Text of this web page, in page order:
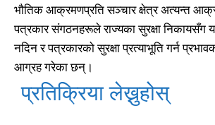
काबिलखबर एफएम
उज्यालो एफएम सुन्नुहोस
काबिलखबर एफएम
उज्यालो एफएम सुन्नुहोस
भौतिक आक्रमणप्रति सञ्चार क्षेत्र अत्यन्त
पत्रकार संगठनहरूले राज्यका सुरक्षा निकायसँग
नदिन र पत्रकारको सुरक्षा प्रत्याभूति गर्न
आग्रह गरेका छन्।
प्रतिक्रिया लेख्नुहोस्